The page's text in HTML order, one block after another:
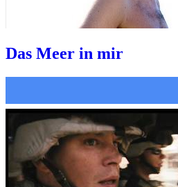
Das Meer in mir